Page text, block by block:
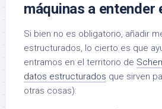
máquinas a entender
Si bien no es obligatorio, añadir
estructurados, lo cierto es que
entramos en el territorio de
datos estructurados que sirven
otras cosas):